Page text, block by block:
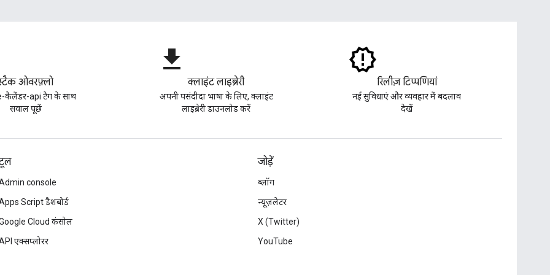
ओवरफ़्लो
कैलेंडर-api टैग के साथ
सवाल पूछें
file_download
क्लाइंट लाइब्रेरी
अपनी पसंदीदा भाषा के लिए, क्लाइंट
लाइब्रेरी डाउनलोड करें
रिलीज़ टिप्पणियां
नई सुविधाएं और व्यवहार में बदलाव
देखें
console
Script डैशबोर्ड
Cloud कंसोल
एक्सप्लोरर
जोड़ें
ब्लॉग
न्यूज़लेटर
X (Twitter)
YouTube